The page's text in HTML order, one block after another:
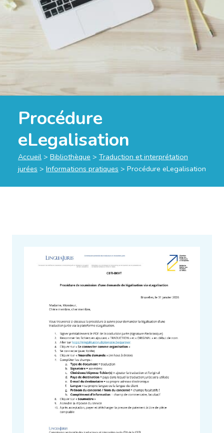
Procédure
eLegalisation
Accueil > Bibliothèque > Traduction et interprétation
jurées > Informations pratiques > Procédure eLegalisation